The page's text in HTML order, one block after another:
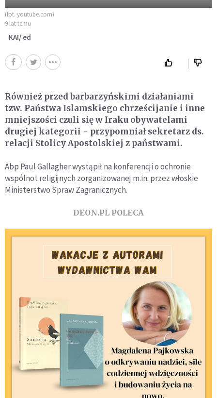
(fot. youtube.com)
9 lat temu
KAI/ ed
Również przed barbarzyńskimi działaniami
tzw. Państwa Islamskiego chrześcijanie i inne
mniejszości czuli się w Iraku obywatelami
drugiej kategorii - przypomniał sekretarz ds.
relacji Stolicy Apostolskiej z państwami.
Abp Paul Gallagher wystąpił na konferencji o ochronie
wspólnot religijnych zorganizowanej m.in. przez włoskie
Ministerstwo Spraw Zagranicznych.
DEON.PL POLECA